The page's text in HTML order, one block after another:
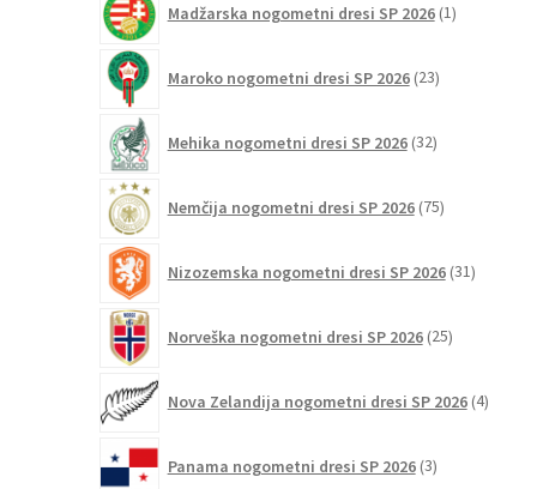
Madžarska nogometni dresi SP 2026 1izdelek
Maroko nogometni dresi SP 2026 23izdelkov
Mehika nogometni dresi SP 2026 32izdelkov
Nemčija nogometni dresi SP 2026 75izdelkov
Nizozemska nogometni dresi SP 2026 31izdelkov
Norveška nogometni dresi SP 2026 25izdelkov
Nova Zelandija nogometni dresi SP 2026 4izdelki
Panama nogometni dresi SP 2026 3izdelki